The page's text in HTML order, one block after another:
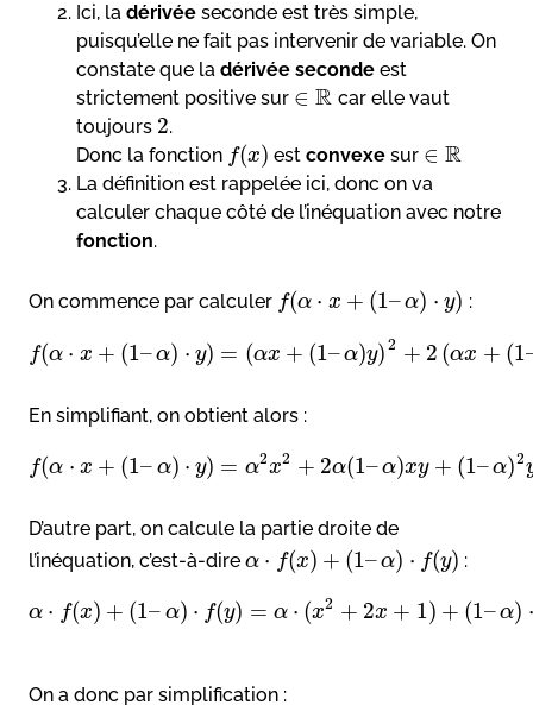
Ici, la dérivée seconde est très simple,
puisqu’elle ne fait pas intervenir de variable. On
constate que la dérivée seconde est
strictement positive sur ∈ R car elle vaut
toujours 2.
Donc la fonction f(x) estconvexe sur ∈ R
La définition est rappelée ici, donc on va
calculer chaque côté de l’inéquation avec notre
fonction.
On commence par calculer f(α ⋅ x + (1–α) ⋅ y) :
f(α ⋅ x + (1–α) ⋅ y) = (αx + (1–α)y) 2 + 2 (αx + (1
En simplifiant, on obtient alors :
f(α ⋅ x + (1– α) ⋅ y) = α2x2 + 2α(1–α)xy + (1–α)2
D’autre part, on calcule la partie droite de
l’inéquation, c’est-à-dire α ⋅ f(x) + (1–α) ⋅ f(y) :
α ⋅ f(x) + (1– α) ⋅ f(y) = α ⋅ (x2 + 2x + 1) + (1–α) ⋅
On a donc par simplification :